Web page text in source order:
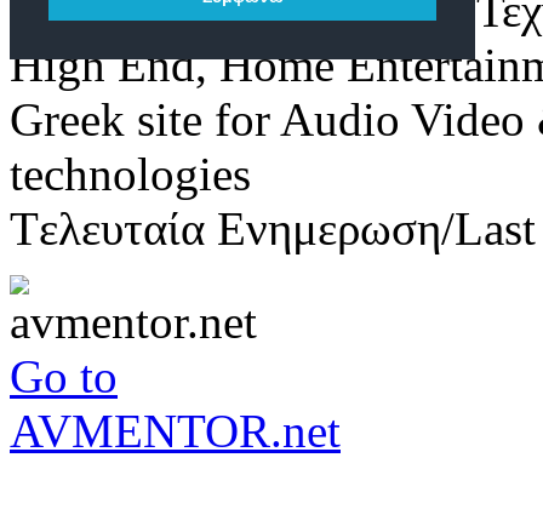
High End, Home
Greek site for Audio
technologies
Tελευταία Ενημερωση/
Go to
AVMENTOR.net